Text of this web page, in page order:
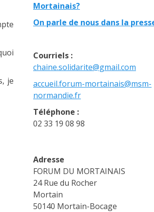
je
Mortainais?
On parle de nous dans la
Courriels :
chaine.solidarite@gmail.com
accueil.forum-mortainais@msm-
normandie.fr
Téléphone :
02 33 19 08 98
Adresse
FORUM DU MORTAINAIS
24 Rue du Rocher
Mortain
50140 Mortain-Bocage